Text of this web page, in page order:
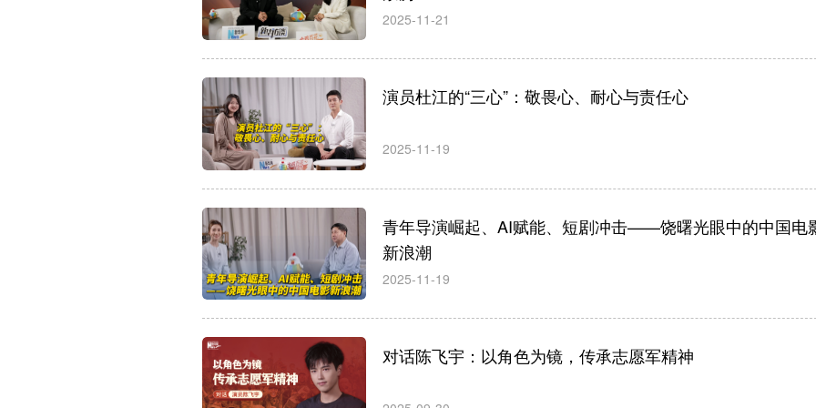
2025-11-21
演员杜江的“三心”：敬畏心、耐心与责任心
2025-11-19
青年导演崛起、AI赋能、短剧冲击——饶曙光眼中的中国电
新浪潮
2025-11-19
对话陈飞宇：以角色为镜，传承志愿军精神